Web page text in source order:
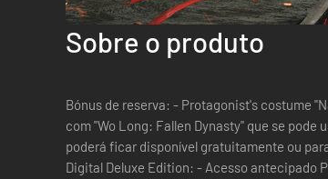
Sobre o produto
Bónus de reserva: - Protagonist's costume
com "Wo Long: Fallen Dynasty" que se
poderá ficar disponível gratuitamente ou para ser
Digital Deluxe Edition: - Acesso antecipado